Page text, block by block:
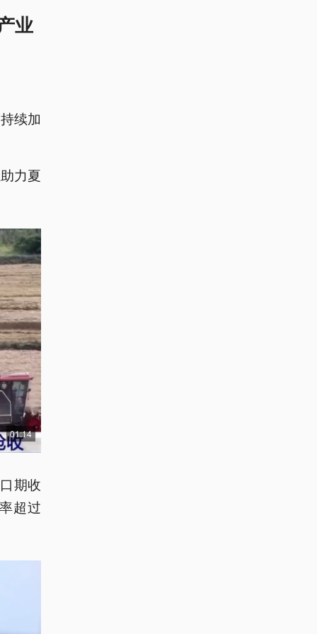
业
续加
力夏
01:14
期收
超过